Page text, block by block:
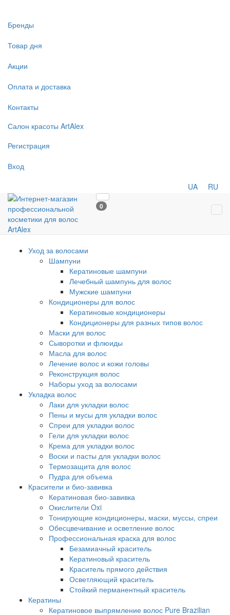
Бренды
Товар дня
Акции
Оплата и доставка
Контакты
Салон красоты ArtAlex
Регистрация
Вход
UA RU
0
Уход за волосами
Шампуни
Кератиновые шампуни
Лечебный шампунь для волос
Мужские шампуни
Кондиционеры для волос
Кератиновые кондиционеры
Кондиционеры для разных типов волос
Маски для волос
Сыворотки и флюиды
Масла для волос
Лечение волос и кожи головы
Реконструкция волос
Наборы уход за волосами
Укладка волос
Лаки для укладки волос
Пены и мусы для укладки волос
Спреи для укладки волос
Гели для укладки волос
Крема для укладки волос
Воски и пасты для укладки волос
Термозащита для волос
Пудра для объема
Красители и био-завивка
Кератиновая био-завивка
Окислители Oxi
Тонирующие кондиционеры, маски, муссы, спреи
Обесцвечивание и осветление волос
Профессиональная краска для волос
Безамиачный краситель
Кератиновый краситель
Краситель прямого действия
Осветляющий краситель
Стойкий перманентный краситель
Кератины
Кератиновое выпрямление волос Pure Brazilian